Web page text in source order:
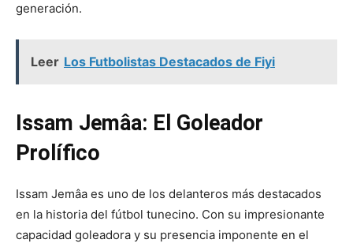
generación.
Leer Los Futbolistas Destacados de Fiyi
Issam Jemâa: El Goleador
Prolífico
Issam Jemâa es uno de los delanteros más destacados
en la historia del fútbol tunecino. Con su impresionante
capacidad goleadora y su presencia imponente en el